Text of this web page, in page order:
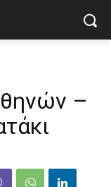
–